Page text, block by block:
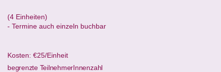
(4 Einheiten)
- Termine auch einzeln buchbar
Kosten: €25/Einheit
begrenzte TeilnehmerInnenzahl